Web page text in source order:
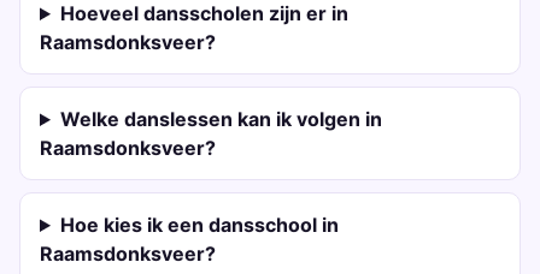
Hoeveel dansscholen zijn er in
Raamsdonksveer?
Welke danslessen kan ik volgen in
Raamsdonksveer?
Hoe kies ik een dansschool in
Raamsdonksveer?